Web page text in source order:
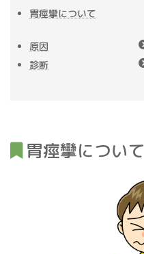
胃痙攣について
原因
診断
胃痙攣について